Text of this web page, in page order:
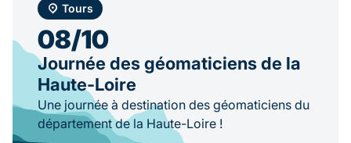
Tours
08/10
Journée des géomaticiens de la
Haute-Loire
Une journée à destination des géomaticiens du
département de la Haute-Loire !